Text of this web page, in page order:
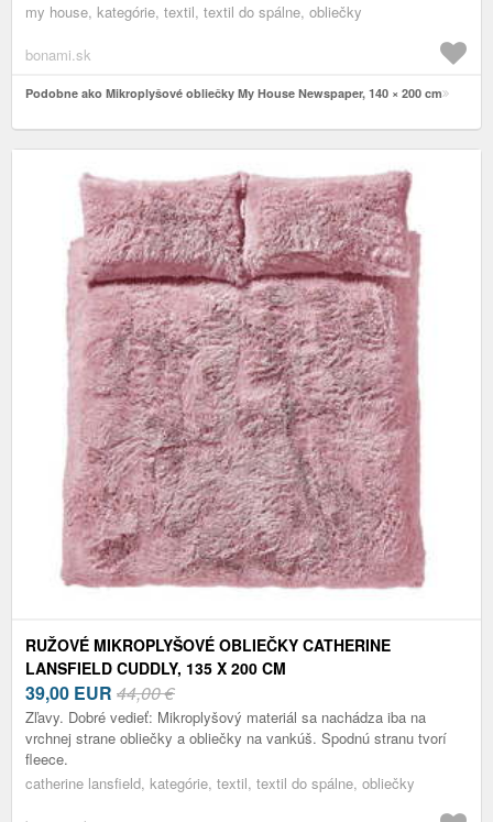
my house, kategórie, textil, textil do spálne, obliečky
bonami.sk
Podobne ako Mikroplyšové obliečky My House Newspaper, 140 × 200 cm
RUŽOVÉ MIKROPLYŠOVÉ OBLIEČKY CATHERINE
LANSFIELD CUDDLY, 135 X 200 CM
39,00 EUR 44,00 €
Zľavy. Dobré vedieť: Mikroplyšový materiál sa nachádza iba na
vrchnej strane obliečky a obliečky na vankúš. Spodnú stranu tvorí
fleece.
catherine lansfield, kategórie, textil, textil do spálne, obliečky